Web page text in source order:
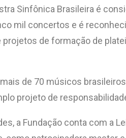
Sinfônica Brasileira é
mil concertos e é
de formação de
de 70 músicos
projeto de
a Fundação conta com a